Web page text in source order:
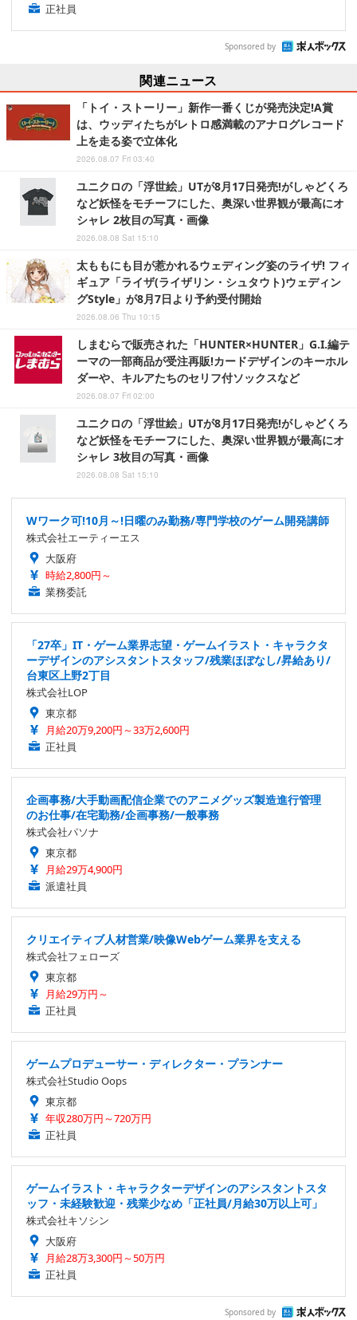
正社員
Sponsored by
関連ニュース
「トイ・ストーリー」新作一番くじが発売決定!A賞
は、ウッディたちがレトロ感満載のアナログレコード
上を走る姿で立体化
2026.08.07 Fri 03:40
ユニクロの「浮世絵」UTが8月17日発売!がしゃどくろ
など妖怪をモチーフにした、奥深い世界観が最高にオ
シャレ 2枚目の写真・画像
2026.08.08 Sat 15:10
太ももにも目が惹かれるウェディング姿のライザ! フィ
ギュア「ライザ(ライザリン・シュタウト)ウェディン
グStyle」が8月7日より予約受付開始
2026.08.06 Thu 10:15
しまむらで販売された「HUNTER×HUNTER」G.I.編テ
ーマの一部商品が受注再販!カードデザインのキーホル
ダーや、キルアたちのセリフ付ソックスなど
2026.08.07 Fri 02:00
ユニクロの「浮世絵」UTが8月17日発売!がしゃどくろ
など妖怪をモチーフにした、奥深い世界観が最高にオ
シャレ 3枚目の写真・画像
2026.08.08 Sat 15:10
Wワーク可!10月～!日曜のみ勤務/専門学校のゲーム開発講師
株式会社エーティーエス
大阪府
時給2,800円～
業務委託
「27卒」IT・ゲーム業界志望・ゲームイラスト・キャラクタ
ーデザインのアシスタントスタッフ/残業ほぼなし/昇給あり/
台東区上野2丁目
株式会社LOP
東京都
月給20万9,200円～33万2,600円
正社員
企画事務/大手動画配信企業でのアニメグッズ製造進行管理
のお仕事/在宅勤務/企画事務/一般事務
株式会社パソナ
東京都
月給29万4,900円
派遣社員
クリエイティブ人材営業/映像Webゲーム業界を支える
株式会社フェローズ
東京都
月給29万円～
正社員
ゲームプロデューサー・ディレクター・プランナー
株式会社Studio Oops
東京都
年収280万円～720万円
正社員
ゲームイラスト・キャラクターデザインのアシスタントスタ
ッフ・未経験歓迎・残業少なめ「正社員/月給30万以上可」
株式会社キソシン
大阪府
月給28万3,300円～50万円
正社員
Sponsored by